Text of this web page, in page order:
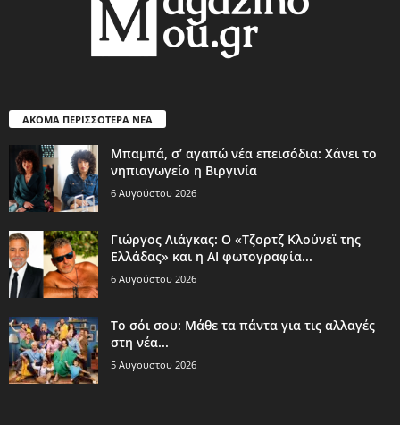
ΑΚΟΜΑ ΠΕΡΙΣΣΟΤΕΡΑ ΝΕΑ
Μπαμπά, σ’ αγαπώ νέα επεισόδια: Χάνει το
νηπιαγωγείο η Βιργινία
6 Αυγούστου 2026
Γιώργος Λιάγκας: Ο «Τζορτζ Κλούνεϊ της
Ελλάδας» και η AI φωτογραφία...
6 Αυγούστου 2026
Το σόι σου: Μάθε τα πάντα για τις αλλαγές
στη νέα...
5 Αυγούστου 2026